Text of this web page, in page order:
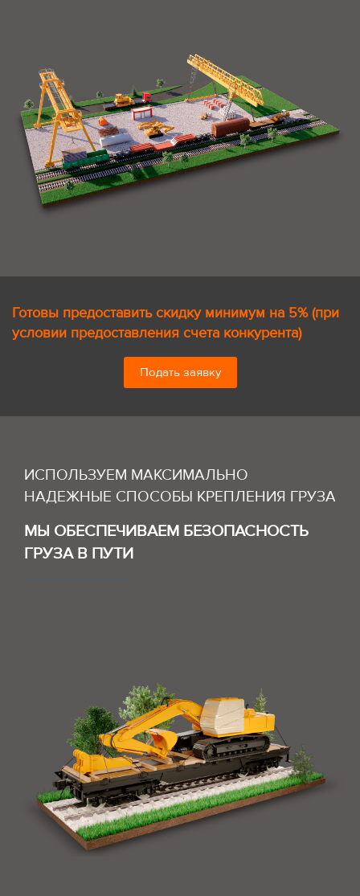
Готовы предоставить скидку минимум на 5% (при
условии предоставления счета конкурента)
Подать заявку
ИСПОЛЬЗУЕМ МАКСИМАЛЬНО
НАДЕЖНЫЕ СПОСОБЫ КРЕПЛЕНИЯ ГРУЗА
МЫ ОБЕСПЕЧИВАЕМ БЕЗОПАСНОСТЬ
ГРУЗА В ПУТИ